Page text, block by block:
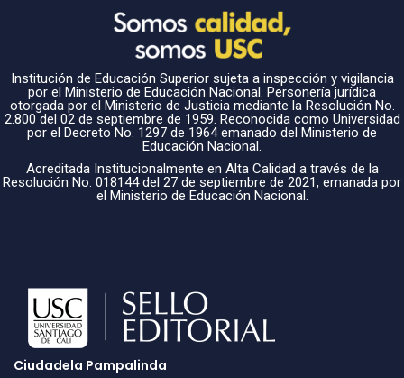
Institución de Educación Superior sujeta a inspección y vigilancia
por el Ministerio de Educación Nacional. Personería jurídica
otorgada por el Ministerio de Justicia mediante la Resolución No.
2.800 del 02 de septiembre de 1959. Reconocida como Universidad
por el Decreto No. 1297 de 1964 emanado del Ministerio de
Educación Nacional.
Acreditada Institucionalmente en Alta Calidad a través de la
Resolución No. 018144 del 27 de septiembre de 2021, emanada por
el Ministerio de Educación Nacional.
Ciudadela Pampalinda